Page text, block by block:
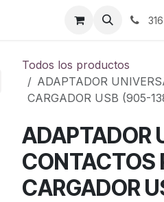
Todos los productos
ADAPTADOR
CARGADOR USB (905-
ADAPTADOR
CONTACTOS
CARGADOR